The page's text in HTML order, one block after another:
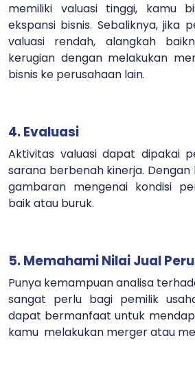
memiliki valuasi tinggi, kamu
ekspansi bisnis. Sebaliknya, jika
valuasi rendah, alangkah
kerugian dengan melakukan
bisnis ke perusahaan lain.
4. Evaluasi
Aktivitas valuasi dapat dipakai
sarana berbenah kinerja.
gambaran mengenai kondisi
baik atau buruk.
5. Memahami Nilai Jual
Punya kemampuan analisa
sangat perlu bagi pemilik
dapat bermanfaat untuk
kamu melakukan merger atau